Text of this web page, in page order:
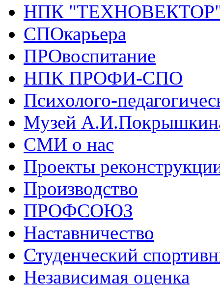
НПК
СПОкарьера
ПРОвоспитание
НПК ПРОФИ-СПО
Психолого-
Музей
СМИ о нас
Проекты
Производство
ПРОФСОЮЗ
Наставничество
Студенческий
Независимая оценка